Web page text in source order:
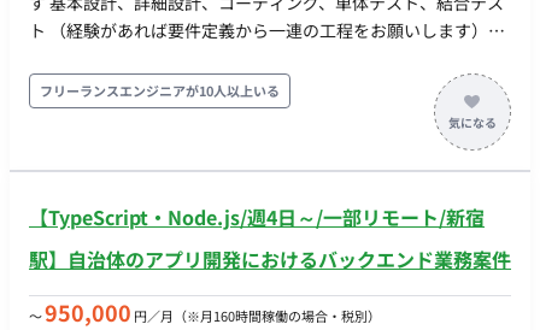
相談可能 ・基本リモートだが、週1回を目安に永田町のオフィ
ト （経験があれば要件定義から一連の工程をお願いします）
9:00-18:00 （東京都港区） リモートは週2日まで検討可能
フリーランスエンジニアが10人以上いる
【TypeScript・Node.js/週4日～/一部リモート/新宿
駅】自治体のアプリ開発におけるバックエンド業務案件
〜950,000 円／月 （※月160時間稼働の場合・税別）